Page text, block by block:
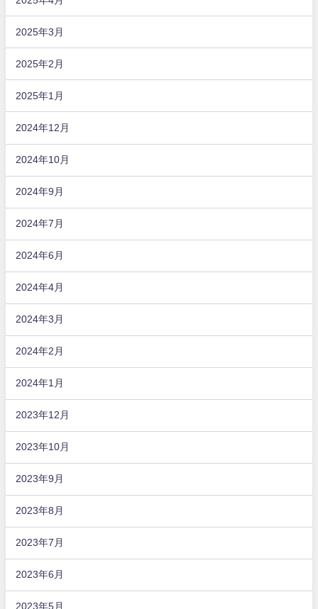
2025年3月
2025年2月
2025年1月
2024年12月
2024年10月
2024年9月
2024年7月
2024年6月
2024年4月
2024年3月
2024年2月
2024年1月
2023年12月
2023年10月
2023年9月
2023年8月
2023年7月
2023年6月
2023年5月